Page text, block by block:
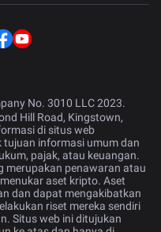
No. 3010 LLC 2023.
Hill Road, Kingstown,
di situs web
tujuan informasi umum dan
pajak, atau keuangan.
merupakan penawaran atau
aset kripto. Aset
dan dapat mengakibatkan
riset mereka sendiri
Situs web ini ditujukan